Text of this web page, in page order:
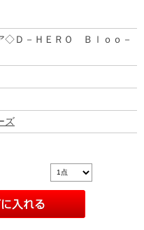
◇Ｄ－ＨＥＲＯ Ｂｌｏｏ－
ズ